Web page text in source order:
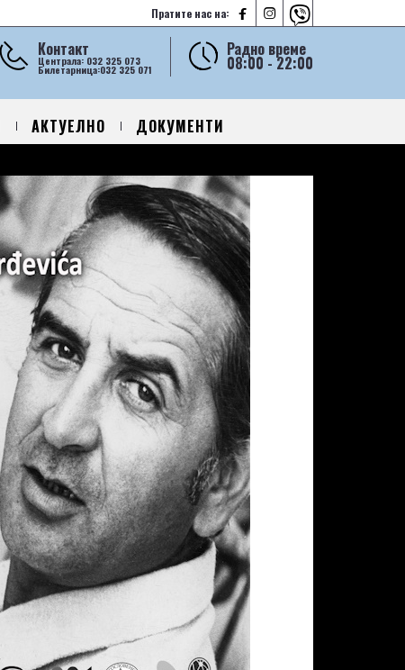
Пратите нас на:   
Радно време
08:00 - 22:00
Контакт
Централа: 032 325 073
Билетарница:032 325 071
АКТУЕЛНО ДОКУМЕНТИ